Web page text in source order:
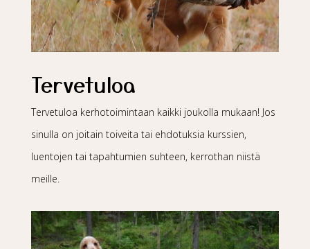
Tervetuloa
Tervetuloa kerhotoimintaan kaikki joukolla mukaan! Jos
sinulla on joitain toiveita tai ehdotuksia kurssien,
luentojen tai tapahtumien suhteen, kerrothan niistä
meille.